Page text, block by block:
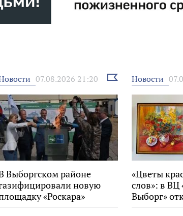
07.08.2026 21:20
Выбрать
новость
Выборгском районе
новую
«Роскара»
Новости
«Цветы
слов»: в
Выборг»
выставка